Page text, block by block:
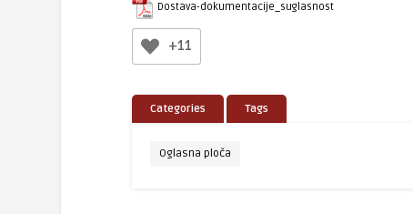
Dostava-dokumentacije_suglasnost
+11
Categories Tags
Oglasna ploča